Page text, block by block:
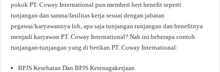
pokok PT. Coway International pun memberi beri benefit seperti
tunjangan dan sarana/fasilitas kerja sesuai dengan jabatan
pegawai/karyawannya loh, apa saja tunjangan tunjangan dan benefitnya
menjadi karyawan PT. Coway International? Nah ini beberapa contoh
tunjangan-tunjangan yang di berikan PT. Coway International:
BPJS Kesehatan Dan BPJS Ketenagakerjaan